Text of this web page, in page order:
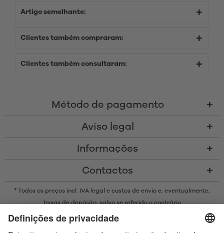
Artigo semelhante:
Clientes também compraram:
Clientes também consultaram:
Método de pagamento
Aviso legal
Informações
Contactos
* Todos os preços incl. IVA legal e custos de envio e, eventualmente,
taxas de depósito, salvo se referido o contrário
* A marca Bluetooth® e os logótipos são marcas registadas da